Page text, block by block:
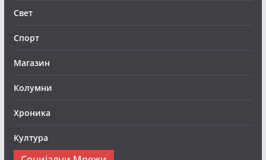
Свет
Спорт
Магазин
Колумни
Хроника
Култура